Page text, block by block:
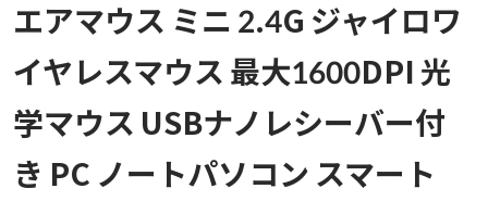
エアマウス ミニ 2.4G ジャイロワ
イヤレスマウス 最大1600DPI 光
学マウス USBナノレシーバー付
き PC ノートパソコン スマート